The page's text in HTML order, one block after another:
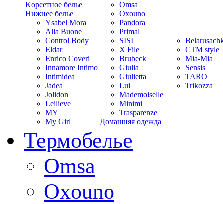
Kорсетное белье
Нижнее белье
Ysabel Mora
Alla Buone
Control Body
Eldar
Enrico Coveri
Innamore Intimo
Intimidea
Jadea
Jolidon
Leilieve
MY
My Girl
Omsa
Oxouno
Pandora
Primal
SISI
X File
Brubeck
Giulia
Giulietta
Lui
Mademoiselle
Minimi
Trasparenze
Домашняя одежда
CTM style
Mia-Mia
Sensis
TARO
Trikozza
Термобелье
Omsa
Oxouno